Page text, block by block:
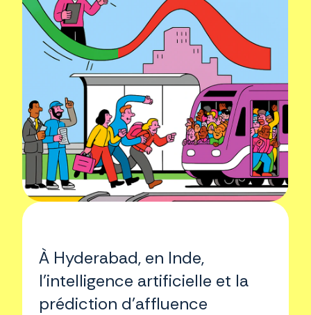
À Hyderabad, en Inde,
l'intelligence artificielle et la
prédiction d’affluence